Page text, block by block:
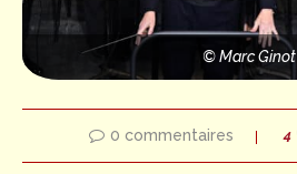
© Marc Ginot
0 commentaires 4